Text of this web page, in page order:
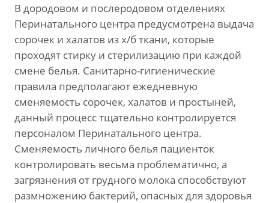
В дородовом и послеродовом отделениях
Перинатального центра предусмотрена выдача
сорочек и халатов из х/б ткани, которые
проходят стирку и стерилизацию при каждой
смене белья. Санитарно-гигиенические
правила предполагают ежедневную
сменяемость сорочек, халатов и простыней,
данный процесс тщательно контролируется
персоналом Перинатального центра.
Сменяемость личного белья пациенток
контролировать весьма проблематично, а
загрязнения от грудного молока способствуют
размножению бактерий, опасных для здоровья